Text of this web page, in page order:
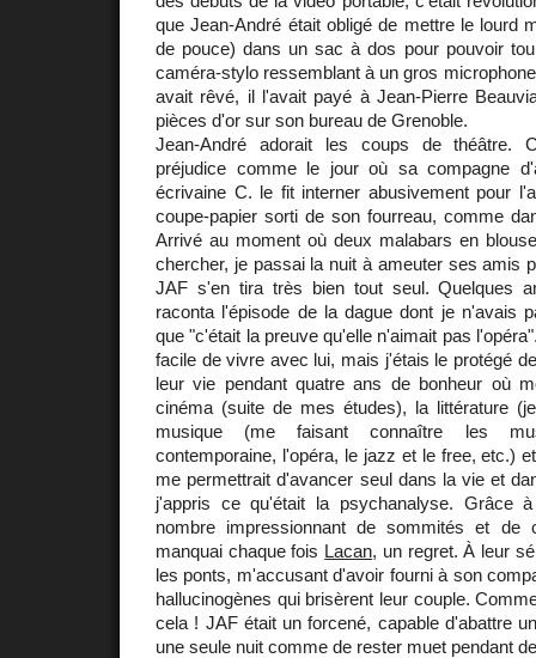
que Jean-André était obligé de mettre le lourd
de pouce) dans un sac à dos pour pouvoir
caméra-stylo ressemblant à un gros
avait rêvé, il l'avait payé à Jean-Pierre
pièces d'or sur son bureau de Grenoble.
Jean-André adorait les coups de théâtre.
préjudice comme le jour où sa compagne
écrivaine C. le fit interner abusivement pour
coupe-papier sorti de son fourreau, comme
Arrivé au moment où deux malabars en
chercher, je passai la nuit à ameuter ses amis
JAF s'en tira très bien tout seul. Quelques
raconta l'épisode de la dague dont je n'avais
que "c'était la preuve qu'elle n'aimait pas
facile de vivre avec lui, mais j'étais le protégé
leur vie pendant quatre ans de bonheur où
cinéma (suite de mes études), la littérature
musique (me faisant connaître les
contemporaine, l'opéra, le jazz et le free, etc.)
me permettrait d'avancer seul dans la vie et
j'appris ce qu'était la psychanalyse. Grâce
nombre impressionnant de sommités et de
manquai chaque fois Lacan, un regret. À leur
les ponts, m'accusant d'avoir fourni à son
hallucinogènes qui brisèrent leur couple.
cela ! JAF était un forcené, capable d'abattre
une seule nuit comme de rester muet pendant